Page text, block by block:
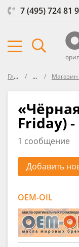
7 (495) 724 81
Главная ФорумМагазин одежды
Friday) -
1 сообщение
Добавить
OEM-OIL